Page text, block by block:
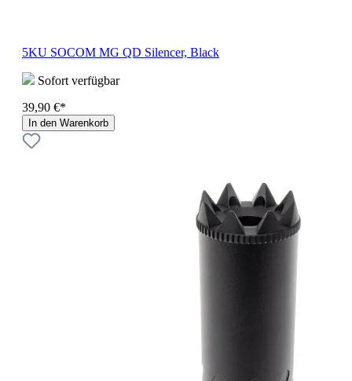
5KU SOCOM MG QD Silencer, Black
Sofort verfügbar
39,90 €*
In den Warenkorb